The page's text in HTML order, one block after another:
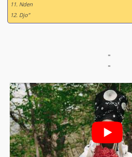
11. Nden
12. Djo”
"
"